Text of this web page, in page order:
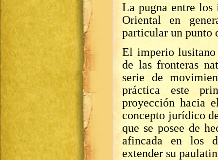
La pugna entre los
Oriental en
particular un punto
El imperio
de las fronteras
serie de
práctica este
proyección hacia
concepto jurídico
que se posee de
afincada en los
extender su